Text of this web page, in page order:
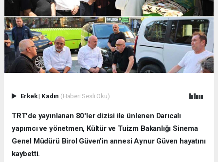
Erkek| Kadın (Haberi Sesli Oku)
TRT'de yayınlanan 80'ler dizisi ile ünlenen Darıcalı
yapımcı ve yönetmen, Kültür ve Tuizm Bakanlığı Sinema
Genel Müdürü Birol Güven’in annesi Aynur Güven hayatını
kaybetti.